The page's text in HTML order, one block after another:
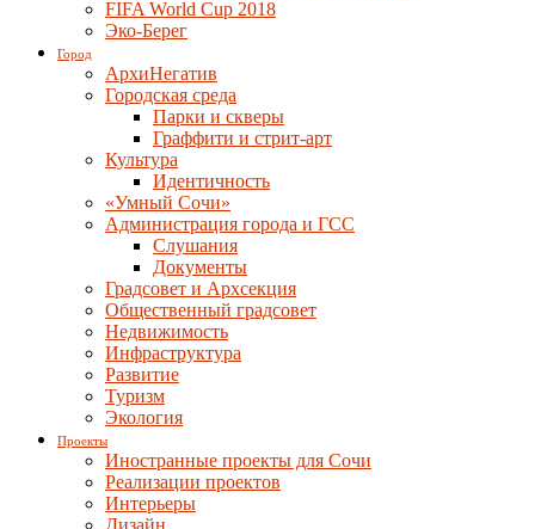
FIFA World Cup 2018
Эко-Берег
Город
АрхиНегатив
Городская среда
Парки и скверы
Граффити и стрит-арт
Культура
Идентичность
«Умный Сочи»
Администрация города и ГСС
Слушания
Документы
Градсовет и Архсекция
Общественный градсовет
Недвижимость
Инфраструктура
Развитие
Туризм
Экология
Проекты
Иностранные проекты для Сочи
Реализации проектов
Интерьеры
Дизайн